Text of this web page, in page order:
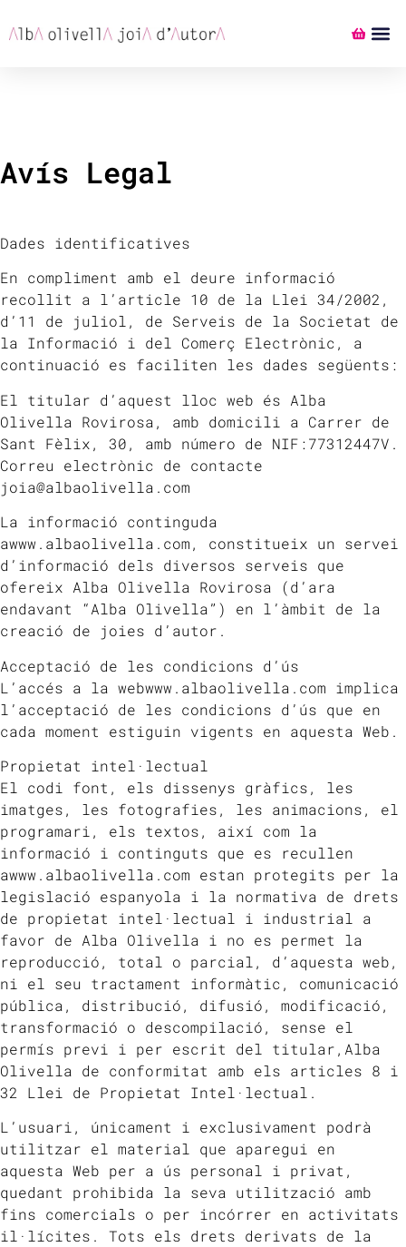
Avís Legal
Dades identificatives
En compliment amb el deure informació
recollit a l’article 10 de la Llei 34/2002,
d’11 de juliol, de Serveis de la Societat de
la Informació i del Comerç Electrònic, a
continuació es faciliten les dades següents:
El titular d’aquest lloc web és Alba
Olivella Rovirosa, amb domicili a Carrer de
Sant Fèlix, 30, amb número de NIF:77312447V.
Correu electrònic de contacte
joia@albaolivella.com
La informació continguda
awww.albaolivella.com, constitueix un servei
d’informació dels diversos serveis que
ofereix Alba Olivella Rovirosa (d’ara
endavant “Alba Olivella”) en l’àmbit de la
creació de joies d’autor.
Acceptació de les condicions d’ús
L’accés a la webwww.albaolivella.com implica
l’acceptació de les condicions d’ús que en
cada moment estiguin vigents en aquesta Web.
Propietat intel·lectual
El codi font, els dissenys gràfics, les
imatges, les fotografies, les animacions, el
programari, els textos, així com la
informació i continguts que es recullen
awww.albaolivella.com estan protegits per la
legislació espanyola i la normativa de drets
de propietat intel·lectual i industrial a
favor de Alba Olivella i no es permet la
reproducció, total o parcial, d’aquesta web,
ni el seu tractament informàtic, comunicació
pública, distribució, difusió, modificació,
transformació o descompilació, sense el
permís previ i per escrit del titular,Alba
Olivella de conformitat amb els articles 8 i
32 Llei de Propietat Intel·lectual.
L’usuari, únicament i exclusivament podrà
utilitzar el material que aparegui en
aquesta Web per a ús personal i privat,
quedant prohibida la seva utilització amb
fins comercials o per incórrer en activitats
il·lícites. Tots els drets derivats de la